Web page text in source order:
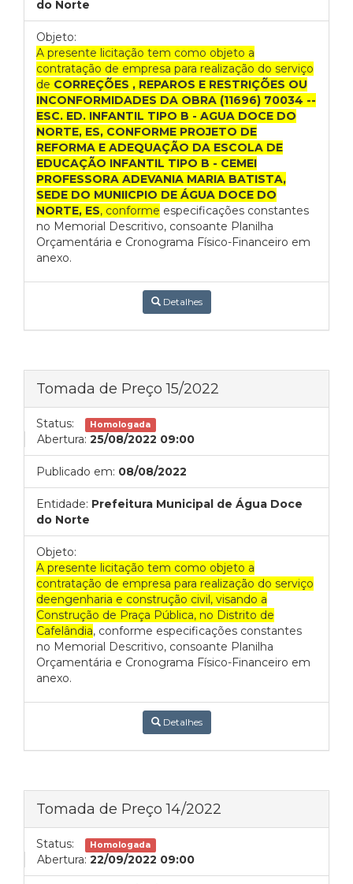
do Norte
Objeto:
A presente licitação tem como objeto a
contratação de empresa para realização do serviço
de CORREÇÕES , REPAROS E RESTRIÇÕES OU
INCONFORMIDADES DA OBRA (11696) 70034 --
ESC. ED. INFANTIL TIPO B - AGUA DOCE DO
NORTE, ES, CONFORME PROJETO DE
REFORMA E ADEQUAÇÃO DA ESCOLA DE
EDUCAÇÃO INFANTIL TIPO B - CEMEI
PROFESSORA ADEVANIA MARIA BATISTA,
SEDE DO MUNIICPIO DE ÁGUA DOCE DO
NORTE, ES, conforme especificações constantes
no Memorial Descritivo, consoante Planilha
Orçamentária e Cronograma Físico-Financeiro em
anexo.
Detalhes
Tomada de Preço 15/2022
Status: Homologada
Abertura: 25/08/2022 09:00
Publicado em: 08/08/2022
Entidade: Prefeitura Municipal de Água Doce
do Norte
Objeto:
A presente licitação tem como objeto a
contratação de empresa para realização do serviço
deengenharia e construção civil, visando a
Construção de Praça Pública, no Distrito de
Cafelândia, conforme especificações constantes
no Memorial Descritivo, consoante Planilha
Orçamentária e Cronograma Físico-Financeiro em
anexo.
Detalhes
Tomada de Preço 14/2022
Status: Homologada
Abertura: 22/09/2022 09:00